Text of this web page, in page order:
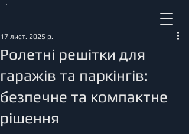
Ролетні решітки для
гаражів та паркінгів:
безпечне та компактне
рішення
17 лист. 2025 р.